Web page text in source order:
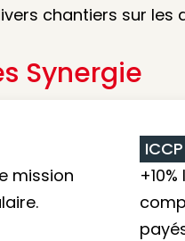
chantiers sur les
Synergie
mission
ICCP